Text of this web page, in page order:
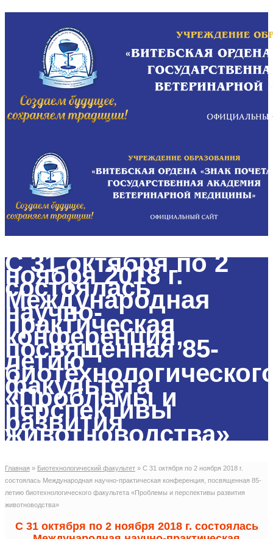
С 31 октября по 2
ноября 2018 г.
состоялась
Международная
научно-
практическая
конференция,
посвященная 85-
летию
факультета
«Проблемы и
перспективы
развития
животноводства»
Главная » Биотехнологический факультет » С 31 октября по 2 ноября 2018 г.
состоялась Международная научно-практическая конференция, посвященная 85-
летию биотехнологического факультета «Проблемы и перспективы развития
животноводства»
С 31 октября по 2 ноября 2018 г. состоялась